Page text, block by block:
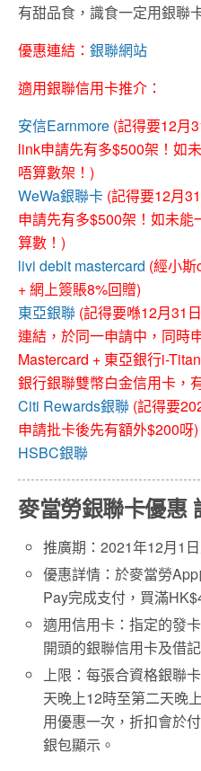
有甜品食，識食一定用銀聯
優惠連結： 銀聯網站
適用銀聯信用卡推介：
安信Earnmore (記得要12月
link申請先有多$500架！如
唔算數架！)
WeWa銀聯卡 (記得要12月
申請先有多$500架！如未
算數！)
livi debit mastercard (經小
+ 網上簽賬8%回贈)
東亞銀聯 (記得要喺12月31
連結，於同一申請中，同時
Mastercard + 東亞銀行i-
銀行銀聯雙幣白金信用卡，
Citi Rewards銀聯 (記得要
申請批卡後先有額外$200呀)
HSBC銀聯
麥當勞銀聯卡優惠
推廣期：2021年12月1
優惠詳情：於麥當勞
Pay完成支付，買滿
適用信用卡：指定的發
開頭的銀聯信用卡及借
上限：每張合資格銀聯
天晚上12時至第二天晚
用優惠一次，折扣會於
銀包顯示。